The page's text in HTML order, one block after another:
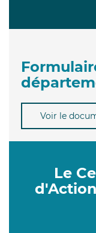
Voir le
Le